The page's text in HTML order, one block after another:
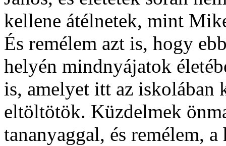
kellene átélnetek, mint
És remélem azt is, hogy
helyén mindnyájatok
is, amelyet itt az iskolában
eltöltötök. Küzdelmek
tananyaggal, és remélem,